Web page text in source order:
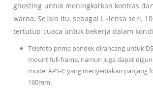
ghosting untuk meningkatkan kontras
warna. Selain itu, sebagai L -lensa seri,
tertutup cuaca untuk bekerja dalam
Telefoto prima pendek dirancang untuk
mount full-frame, namun juga dapat
model APS-C yang menyediakan panjang
160mm.